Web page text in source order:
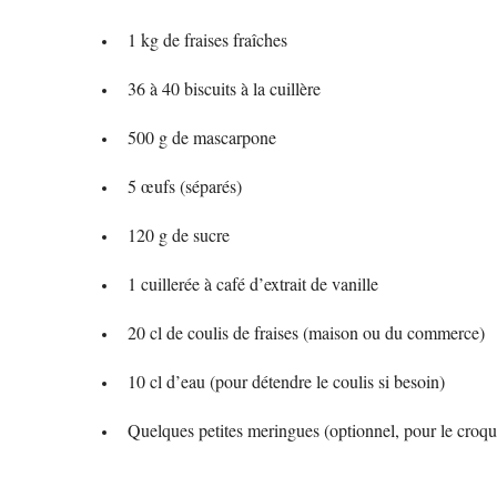
1 kg de fraises fraîches
36 à 40 biscuits à la cuillère
500 g de mascarpone
5 œufs (séparés)
120 g de sucre
1 cuillerée à café d’extrait de vanille
20 cl de coulis de fraises (maison ou du commerce)
10 cl d’eau (pour détendre le coulis si besoin)
Quelques petites meringues (optionnel, pour le